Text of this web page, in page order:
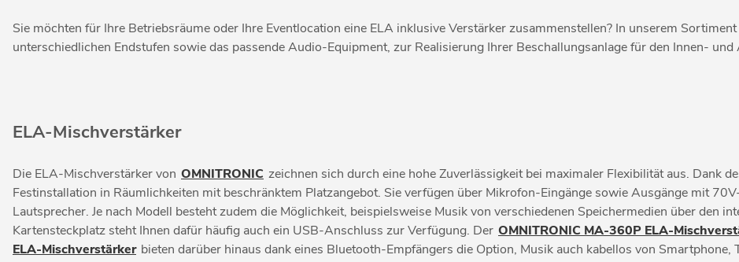
Sie möchten für Ihre Betriebsräume oder Ihre Eventlocation eine ELA inklusive Verstärker zusammenstellen? In unserem
unterschiedlichen Endstufen sowie das passende Audio-Equipment, zur Realisierung Ihrer Beschallungsanlage für den Innen- und
ELA-Mischverstärker
Die ELA-Mischverstärker von OMNITRONIC zeichnen sich durch eine hohe Zuverlässigkeit bei maximaler Flexibilität aus. Dank
Festinstallation in Räumlichkeiten mit beschränktem Platzangebot. Sie verfügen über Mikrofon-Eingänge sowie Ausgänge mit
Lautsprecher. Je nach Modell besteht zudem die Möglichkeit, beispielsweise Musik von verschiedenen Speichermedien über den
Kartensteckplatz steht Ihnen dafür häufig auch ein USB-Anschluss zur Verfügung. Der OMNITRONIC MA-360P ELA-
ELA-Mischverstärker bieten darüber hinaus dank eines Bluetooth-Empfängers die Option, Musik auch kabellos von Smartphone,